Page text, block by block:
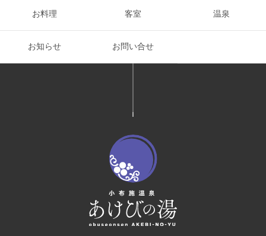
お料理 客室 温泉
お知らせ お問い合せ